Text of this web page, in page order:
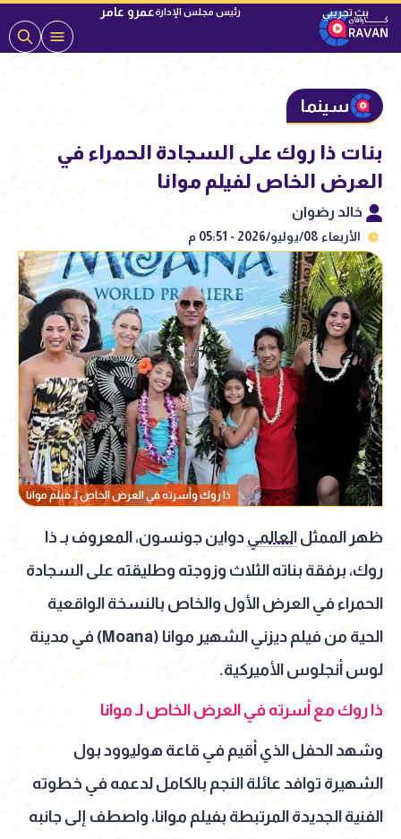
رئيس مجلس الإدارةعمرو عامر
سينما
بنات ذا روك على السجادة الحمراء في
العرض الخاص لفيلم موانا
خالد رضوان
الأربعاء 08/يوليو/2026 - 05:51 م
ذا روك وأسرته في العرض الخاص لـ فيلم موانا
ظهر الممثل العالمي دواين جونسون، المعروف بـ ذا
روك، برفقة بناته الثلاث وزوجته وطليقته على السجادة
الحمراء في العرض الأول والخاص بالنسخة الواقعية
الحية من فيلم ديزني الشهير موانا (Moana) في مدينة
لوس أنجلوس الأميركية.
ذا روك مع أسرته في العرض الخاص لـ موانا
وشهد الحفل الذي أقيم في قاعة هوليوود بول
الشهيرة توافد عائلة النجم بالكامل لدعمه في خطوته
الفنية الجديدة المرتبطة بفيلم موانا، واصطف إلى جانبه